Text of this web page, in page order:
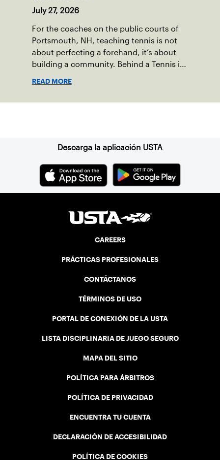
July 27, 2026
For the coaches on the public courts of
Portsmouth, NH, teaching tennis is not
about perfecting a forehand, it’s about
building a community. Behind a Tennis in
READ MORE
Descarga la aplicación USTA
CAREERS
PRÁCTICAS PROFESIONALES
CONTÁCTANOS
TÉRMINOS DE USO
PORTAL DE CONEXIÓN DE LA USTA
LISTA DISCIPLINARIA DE JUEGO SEGURO
MAPA DEL SITIO
POLÍTICA PARA ÁRBITROS
POLÍTICA DE PRIVACIDAD
ENCUENTRA TU CUENTA
DECLARACIÓN DE ACCESIBILIDAD
POLÍTICA DE COOKIES